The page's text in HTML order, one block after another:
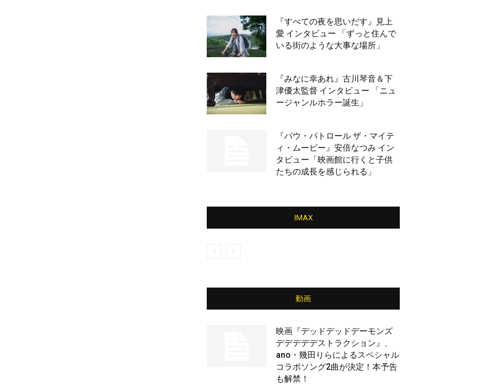
『すべての夜を思いだす』見上
愛 インタビュー 「ずっと住んで
いる街のような大事な場所」
『みなに幸あれ』古川琴音＆下
津優太監督 インタビュー 「ニュ
ージャンルホラー誕生」
『パウ・パトロール ザ・マイテ
ィ・ムービー』安倍なつみ イン
タビュー「映画館に行くと子供
たちの成長を感じられる」
IMAX
動画
映画『デッドデッドデーモンズ
デデデデデストラクション』、
ano・幾田りらによるスペシャル
コラボソング2曲が決定！本予告
も解禁！